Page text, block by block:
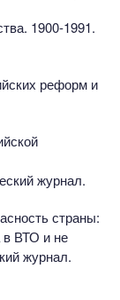
1900-1991.
реформ и
журнал.
страны:
в ВТО и не
журнал.